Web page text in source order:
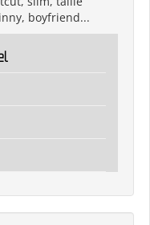
boyfriend...